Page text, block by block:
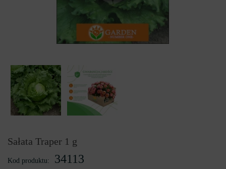
Sałata Traper 1 g
Kod produktu: 34113